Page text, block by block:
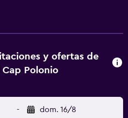
profunda y cabezal de
disponen de bidé, artículos de
semana y es posible
Se ofrece servicio de limpieza
y ofertas de
Cap Polonio
- dom. 16/8